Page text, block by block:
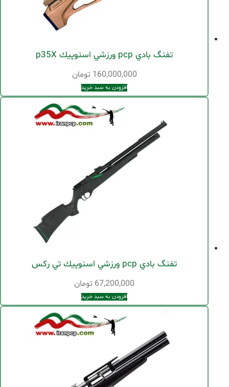
تفنگ بادي pcp ورزشي اسنوپيك p35X
160,000,000 تومان
افزودن به سبد خرید
تفنگ بادي pcp ورزشي اسنوپيك تي ركس
67,200,000 تومان
افزودن به سبد خرید